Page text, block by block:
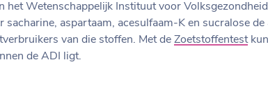
het Wetenschappelijk Instituut voor
sacharine, aspartaam, acesulfaam-K en sucralose
van die stoffen. Met de Zoetstoffentest
de ADI ligt.